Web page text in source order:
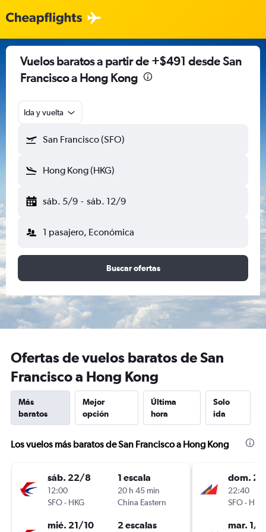
Vuelos baratos a partir de +$491 desde San
Francisco a Hong Kong
Ida y vuelta
San Francisco (SFO)
Hong Kong (HKG)
sáb. 5/9 - sáb. 12/9
1 pasajero, Económica
Buscar ofertas
Ofertas de vuelos baratos de San
Francisco a Hong Kong
Más
baratos
Mejor
opción
Última
hora
Solo
ida
Los vuelos más baratos de San Francisco a Hong Kong
sáb. 22/8
12:00
SFO- HKG
1 escala
20 h 45 min
China Eastern
mié. 21/10 2 escalas
dom.
22:40
SFO- HKG
mar. 1/